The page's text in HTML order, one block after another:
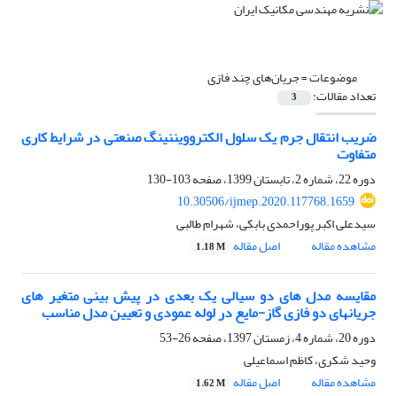
موضوعات =جریان‌های چند فازی
تعداد مقالات: 3
ضریب انتقال جرم یک سلول الکتروویننینگ صنعتی در شرایط کاری
متفاوت
دوره 22، شماره 2، تابستان 1399، صفحه
103-130
10.30506/ijmep.2020.117768.1659
سیدعلی اکبر پوراحمدی بابکی، شهرام طالبی
مشاهده مقاله
اصل مقاله 1.18 M
مقایسه مدل های دو سیالی یک بعدی در پیش بینی متغیر های
جریانهای دو فازی گاز-مایع در لوله عمودی و تعیین مدل مناسب
دوره 20، شماره 4، زمستان 1397، صفحه
26-53
وحید شکری، کاظم اسماعیلی
مشاهده مقاله
اصل مقاله 1.62 M